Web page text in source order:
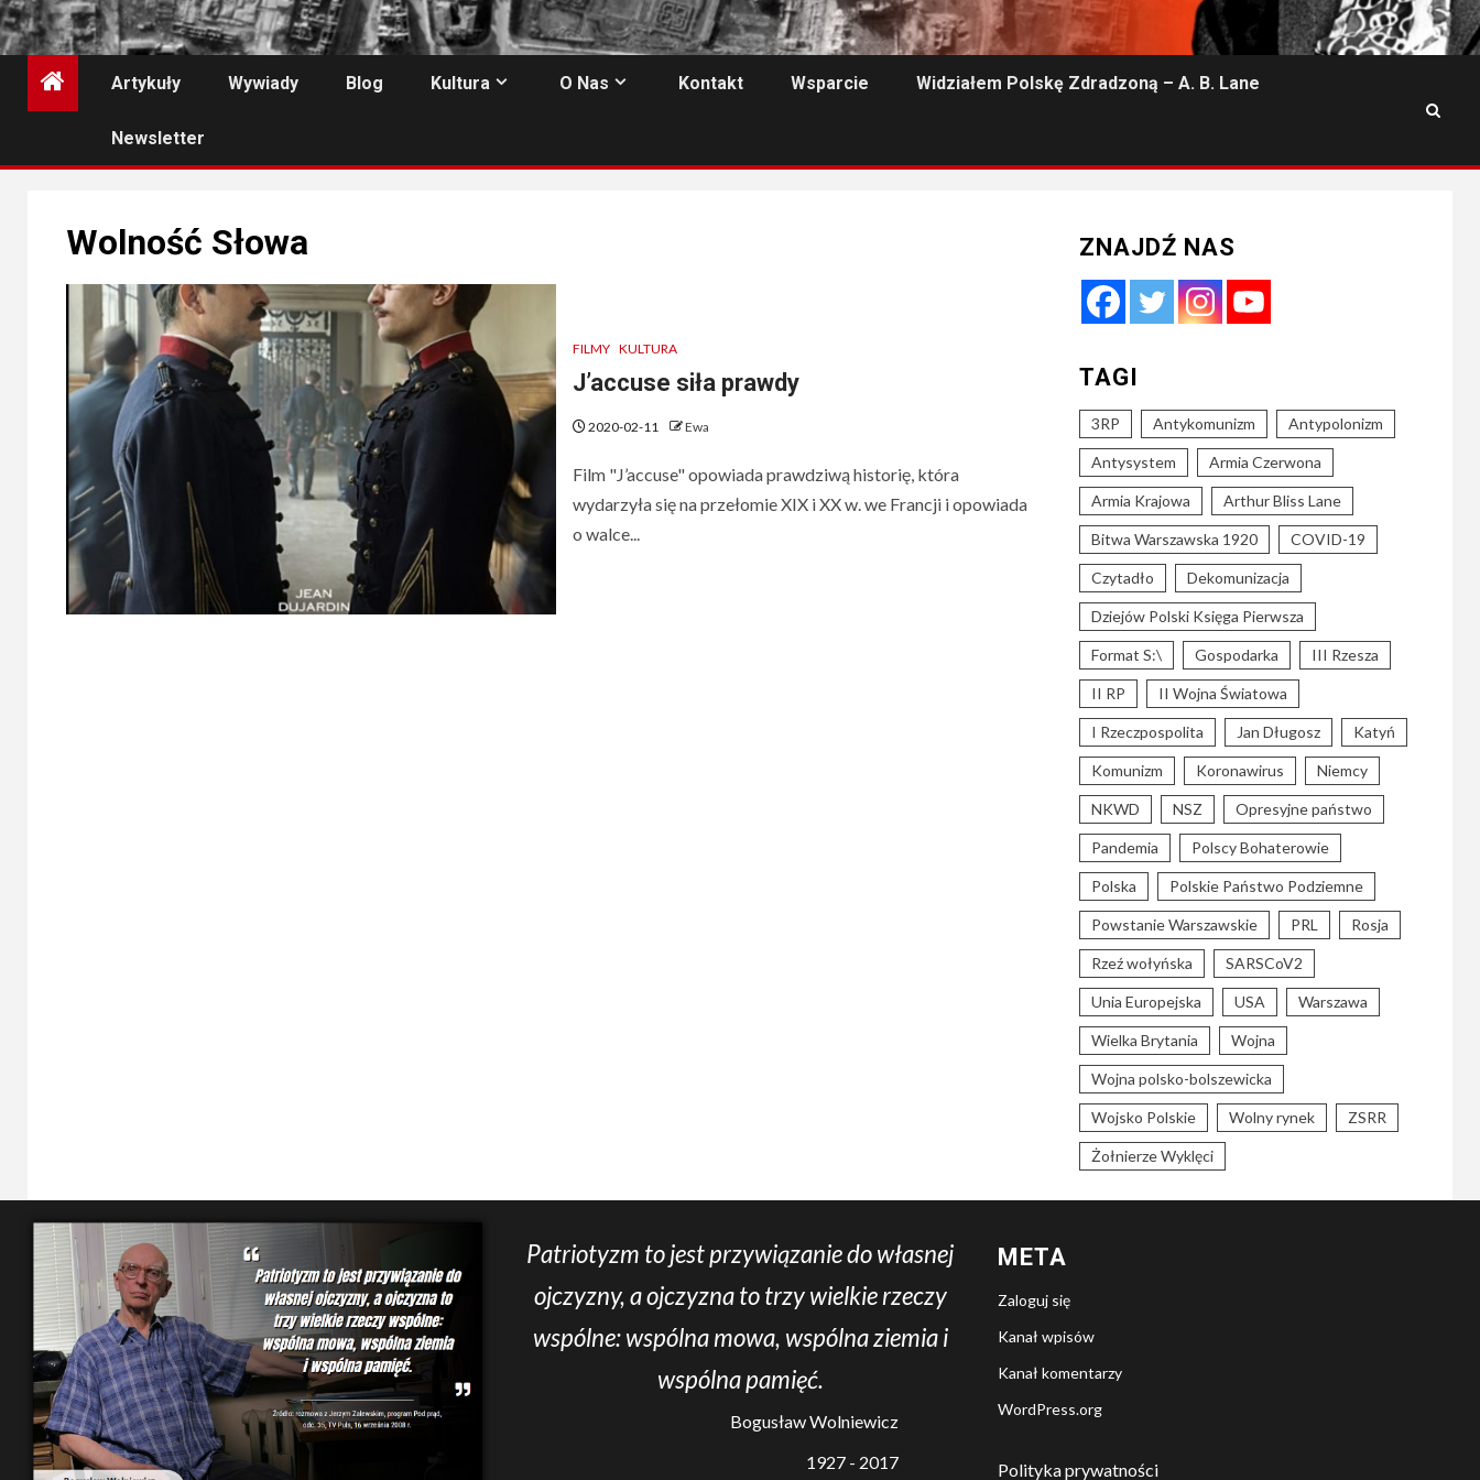
Artykuły Wywiady Blog Kultura O Nas Kontakt Wsparcie Widziałem Polskę Zdradzoną – A. B. Lane
Newsletter
Wolność Słowa
FILMY KULTURA
J’accuse siła prawdy
2020-02-11 Ewa
Film "J’accuse" opowiada prawdziwą historię, która
wydarzyła się na przełomie XIX i XX w. we Francji i opowiada
o walce...
ZNAJDŹ NAS
TAGI
3RP Antykomunizm Antypolonizm
Antysystem Armia Czerwona
Armia Krajowa Arthur Bliss Lane
Bitwa Warszawska 1920 COVID-19
Czytadło Dekomunizacja
Dziejów Polski Księga Pierwsza
Format S:\ Gospodarka III Rzesza
II RP II Wojna Światowa
I Rzeczpospolita Jan Długosz Katyń
Komunizm Koronawirus Niemcy
NKWD NSZ Opresyjne państwo
Pandemia Polscy Bohaterowie
Polska Polskie Państwo Podziemne
Powstanie Warszawskie PRL Rosja
Rzeź wołyńska SARSCoV2
Unia Europejska USA Warszawa
Wielka Brytania Wojna
Wojna polsko-bolszewicka
Wojsko Polskie Wolny rynek ZSRR
Żołnierze Wyklęci
Patriotyzm to jest przywiązanie do własnej
ojczyzny, a ojczyzna to trzy wielkie rzeczy
wspólne: wspólna mowa, wspólna ziemia i
wspólna pamięć.
Bogusław Wolniewicz
1927 - 2017
META
Zaloguj się
Kanał wpisów
Kanał komentarzy
WordPress.org
Polityka prywatności